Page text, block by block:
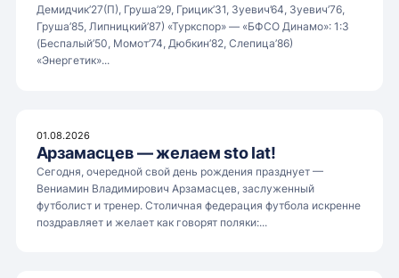
Демидчик’27(П), Груша’29, Грицик’31, Зуевич’64, Зуевич’76,
Груша’85, Липницкий’87) «Туркспор» — «БФСО Динамо»: 1:3
(Беспалый’50, Момот’74, Дюбкин’82, Слепица’86)
«Энергетик»...
01.08.2026
Арзамасцев — желаем sto lat!
Сегодня, очередной свой день рождения празднует —
Вениамин Владимирович Арзамасцев, заслуженный
футболист и тренер. Столичная федерация футбола искренне
поздравляет и желает как говорят поляки:...